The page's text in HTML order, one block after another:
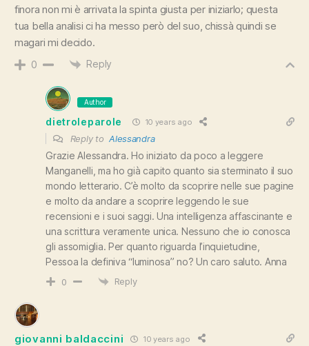
finora non mi è arrivata la spinta giusta per iniziarlo; questa
tua bella analisi ci ha messo però del suo, chissà quindi se
magari mi decido.
0 Reply
Author
dietroleparole 10 years ago
Reply toAlessandra
Grazie Alessandra. Ho iniziato da poco a leggere
Manganelli, ma ho già capito quanto sia sterminato il suo
mondo letterario. C’è molto da scoprire nelle sue pagine
e molto da andare a scoprire leggendo le sue
recensioni e i suoi saggi. Una intelligenza affascinante e
una scrittura veramente unica. Nessuno che io conosca
gli assomiglia. Per quanto riguarda l’inquietudine,
Pessoa la definiva “luminosa” no? Un caro saluto. Anna
0 Reply
giovanni baldaccini 10 years ago